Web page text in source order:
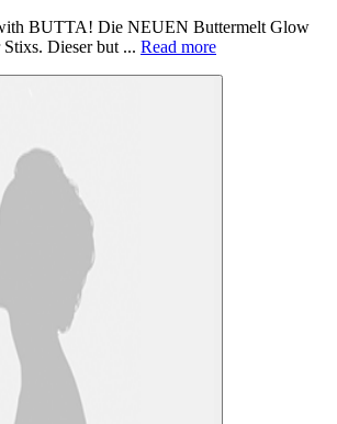
BUTTA! Die NEUEN Buttermelt Glow
Dieser but ... Read more